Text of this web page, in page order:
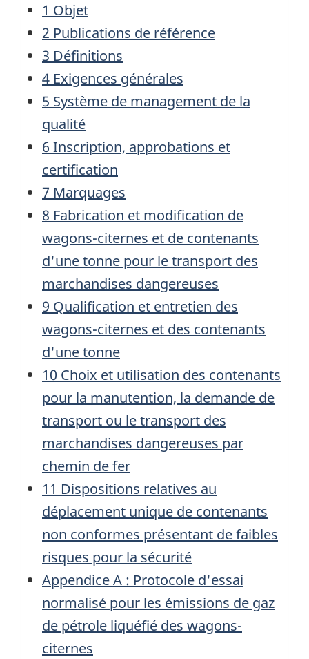
1 Objet
2 Publications de référence
3 Définitions
4 Exigences générales
5 Système de management de la
qualité
6 Inscription, approbations et
certification
7 Marquages
8 Fabrication et modification de
wagons-citernes et de contenants
d'une tonne pour le transport des
marchandises dangereuses
9 Qualification et entretien des
wagons-citernes et des contenants
d'une tonne
10 Choix et utilisation des contenants
pour la manutention, la demande de
transport ou le transport des
marchandises dangereuses par
chemin de fer
11 Dispositions relatives au
déplacement unique de contenants
non conformes présentant de faibles
risques pour la sécurité
Appendice A : Protocole d'essai
normalisé pour les émissions de gaz
de pétrole liquéfié des wagons-
citernes